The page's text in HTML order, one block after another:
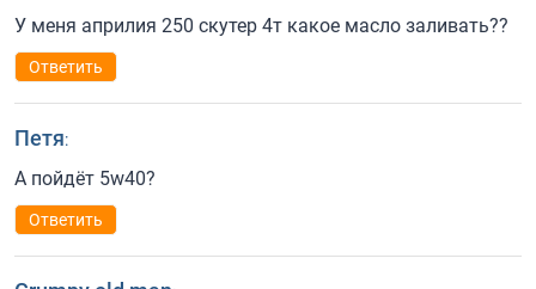
У меня априлия 250 скутер 4т какое масло заливать??
Ответить
Петя:
А пойдёт 5w40?
Ответить